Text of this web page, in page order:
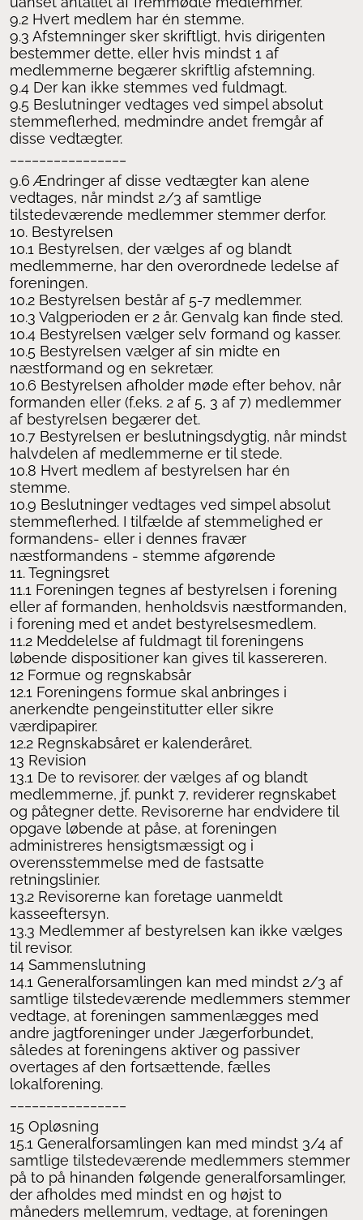
9.2 Hvert medlem har én stemme.
9.3 Afstemninger sker skriftligt, hvis dirigenten
bestemmer dette, eller hvis mindst 1 af
medlemmerne begærer skriftlig afstemning.
9.4 Der kan ikke stemmes ved fuldmagt.
9.5 Beslutninger vedtages ved simpel absolut
stemmeflerhed, medmindre andet fremgår af
disse vedtægter.
9.6 Ændringer af disse vedtægter kan alene
vedtages, når mindst 2/3 af samtlige
tilstedeværende medlemmer stemmer derfor.
10. Bestyrelsen
10.1 Bestyrelsen, der vælges af og blandt
medlemmerne, har den overordnede ledelse af
foreningen.
10.2 Bestyrelsen består af 5-7 medlemmer.
10.3 Valgperioden er 2 år. Genvalg kan finde sted.
10.4 Bestyrelsen vælger selv formand og kasser.
10.5 Bestyrelsen vælger af sin midte en
næstformand og en sekretær.
10.6 Bestyrelsen afholder møde efter behov, når
formanden eller (f.eks. 2 af 5, 3 af 7) medlemmer
af bestyrelsen begærer det.
10.7 Bestyrelsen er beslutningsdygtig, når mindst
halvdelen af medlemmerne er til stede.
10.8 Hvert medlem af bestyrelsen har én
stemme.
10.9 Beslutninger vedtages ved simpel absolut
stemmeflerhed. I tilfælde af stemmelighed er
formandens- eller i dennes fravær
næstformandens - stemme afgørende
11. Tegningsret
11.1 Foreningen tegnes af bestyrelsen i forening
eller af formanden, henholdsvis næstformanden,
i forening med et andet bestyrelsesmedlem.
11.2 Meddelelse af fuldmagt til foreningens
løbende dispositioner kan gives til kassereren.
12 Formue og regnskabsår
12.1 Foreningens formue skal anbringes i
anerkendte pengeinstitutter eller sikre
værdipapirer.
12.2 Regnskabsåret er kalenderåret.
13 Revision
13.1 De to revisorer. der vælges af og blandt
medlemmerne, jf. punkt 7, reviderer regnskabet
og påtegner dette. Revisorerne har endvidere til
opgave løbende at påse, at foreningen
administreres hensigtsmæssigt og i
overensstemmelse med de fastsatte
retningslinier.
13.2 Revisorerne kan foretage uanmeldt
kasseeftersyn.
13.3 Medlemmer af bestyrelsen kan ikke vælges
til revisor.
14 Sammenslutning
14.1 Generalforsamlingen kan med mindst 2/3 af
samtlige tilstedeværende medlemmers stemmer
vedtage, at foreningen sammenlægges med
andre jagtforeninger under Jægerforbundet,
således at foreningens aktiver og passiver
overtages af den fortsættende, fælles
lokalforening.
15 Opløsning
15.1 Generalforsamlingen kan med mindst 3/4 af
samtlige tilstedeværende medlemmers stemmer
på to på hinanden følgende generalforsamlinger,
der afholdes med mindst en og højst to
måneders mellemrum, vedtage, at foreningen